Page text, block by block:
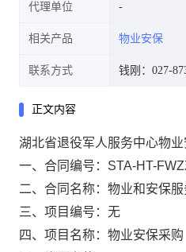
代理单位
相关产品 物业安保
联系方式 钱刚：027-
正文内容
湖北省退役军人服务中心物
一、合同编号： STA-HT-
二、合同名称： 物业和安保服
三、项目编号： 无
四、项目名称： 物业安保采购